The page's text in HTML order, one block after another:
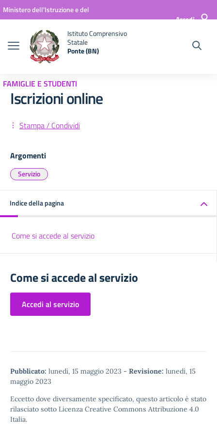
Vai ai contenuti
Vai al menu di navigazione
Vai al footer
Ministero dell'Istruzione e del
Accedi
Istituto Comprensivo
Statale
Ponte (BN)
FAMIGLIE E STUDENTI
Iscrizioni online
Stampa / Condividi
Argomenti
Servizio
Indice della pagina
Come si accede al servizio
Come si accede al servizio
Accedi al servizio
Pubblicato: lunedì, 15 maggio 2023 - Revisione: lunedì, 15
maggio 2023
Eccetto dove diversamente specificato, questo articolo è stato
rilasciato sotto Licenza Creative Commons Attribuzione 4.0
Italia.